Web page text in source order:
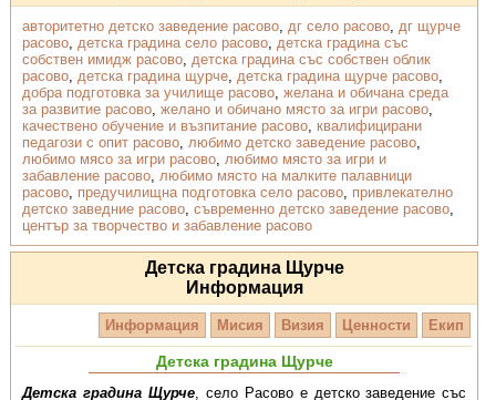
авторитетно детско заведение расово, дг село расово, дг щурче
расово, детска градина село расово, детска градина със
собствен имидж расово, детска градина със собствен облик
расово, детска градина щурче, детска градина щурче расово,
добра подготовка за училище расово, желана и обичана среда
за развитие расово, желано и обичано място за игри расово,
качествено обучение и възпитание расово, квалифицирани
педагози с опит расово, любимо детско заведение расово,
любимо мясо за игри расово, любимо място за игри и
забавление расово, любимо място на малките палавници
расово, предучилищна подготовка село расово, привлекателно
детско заведние расово, съвременно детско заведение расово,
център за творчество и забавление расово
Детска градина Щурче
Информация
Информация Мисия Визия Ценности Екип
Детска градина Щурче
Детска градина Щурче, село Расово е детско заведение със